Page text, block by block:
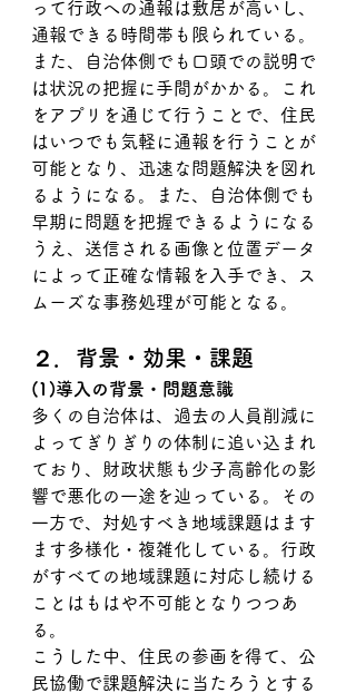
って行政への通報は敷居が高いし、
通報できる時間帯も限られている。
また、自治体側でも口頭での説明で
は状況の把握に手間がかかる。これ
をアプリを通じて行うことで、住民
はいつでも気軽に通報を行うことが
可能となり、迅速な問題解決を図れ
るようになる。また、自治体側でも
早期に問題を把握できるようになる
うえ、送信される画像と位置データ
によって正確な情報を入手でき、ス
ムーズな事務処理が可能となる。
２．背景・効果・課題
(1)導入の背景・問題意識
多くの自治体は、過去の人員削減に
よってぎりぎりの体制に追い込まれ
ており、財政状態も少子高齢化の影
響で悪化の一途を辿っている。その
一方で、対処すべき地域課題はます
ます多様化・複雑化している。行政
がすべての地域課題に対応し続ける
ことはもはや不可能となりつつあ
る。
こうした中、住民の参画を得て、公
民協働で課題解決に当たろうとする